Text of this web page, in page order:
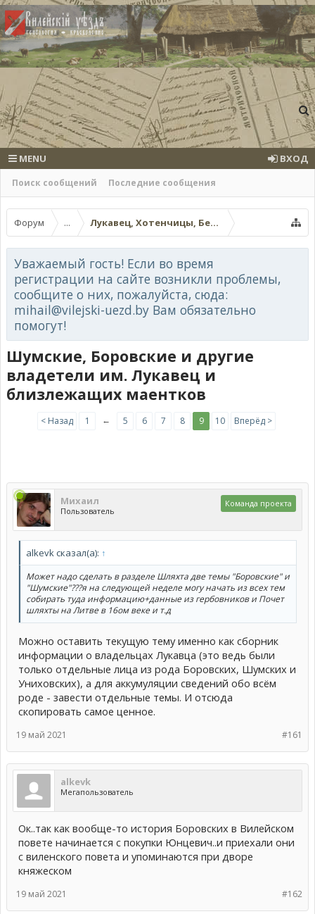
Поиск сообщений Последние сообщения
MENU ВХОД
Форум ... Лукавец, Хотенчицы, Бесяды и окрестности
Уважаемый гость! Если во время
регистрации на сайте возникли проблемы,
сообщите о них, пожалуйста, сюда:
mihail@vilejski-uezd.by Вам обязательно
помогут!
Шумские, Боровские и другие
владетели им. Лукавец и
близлежащих маентков
< Назад 1 ← 5 6 7 8 9 10 Вперёд >
Михаил
Пользователь
Команда проекта
alkevk сказал(а): ↑
Может надо сделать в разделе Шляхта две темы "Боровские" и
"Шумские"???я на следующей неделе могу начать из всех тем
собирать туда информацию+данные из гербовников и Почет
шляхты на Литве в 16ом веке и т.д
Можно оставить текущую тему именно как сборник
информации о владельцах Лукавца (это ведь были
только отдельные лица из рода Боровских, Шумских и
Униховских), а для аккумуляции сведений обо всём
роде - завести отдельные темы. И отсюда
скопировать самое ценное.
#161
19 май 2021
alkevk
Мегапользователь
Ок..так как вообще-то история Боровских в Вилейском
повете начинается с покупки Юнцевич..и приехали они
с виленского повета и упоминаются при дворе
княжеском
#162
19 май 2021